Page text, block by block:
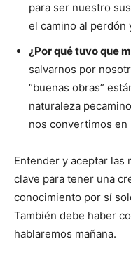
para ser nuestro
el camino al perdón
¿Por qué tuvo que
salvarnos por
“buenas obras”
naturaleza
nos convertimos en
Entender y aceptar las
clave para tener una
conocimiento por sí
También debe haber
hablaremos mañana.